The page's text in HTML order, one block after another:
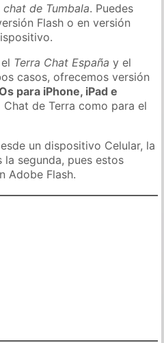
chat de Tumbala. Puedes
Flash o en versión
Terra Chat España y el
casos, ofrecemos versión
para iPhone, iPad e
de Terra como para el
un dispositivo Celular, la
segunda, pues estos
Adobe Flash.